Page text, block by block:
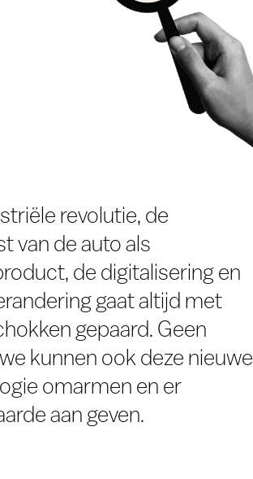
revolutie, de
van de auto als
de digitalisering en
gaat altijd met
gepaard. Geen
kunnen ook deze nieuwe
omarmen en er
aan geven.